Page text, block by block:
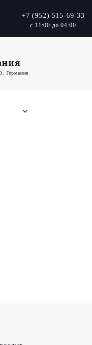
+7 (952) 515-69-33
с 11:00 до 04:00
Германия